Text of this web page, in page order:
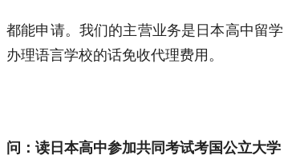
都能申请。我们的主营业务是日本高中留
办理语言学校的话免收代理费用。
问：读日本高中参加共同考试考国公立大